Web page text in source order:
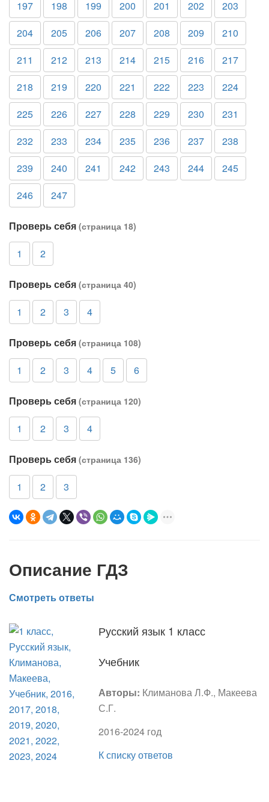
197
198 199 200 201 202
203
204
205 206 207 208 209
210
211
212 213 214 215 216
217
218
219 220 221 222 223
224
225
226 227 228 229 230
231
232
233 234 235 236 237
238
239
240 241 242 243 244
245
246
247
Проверь себя (страница 18)
1 2
Проверь себя (страница 40)
1 2 3 4
Проверь себя (страница 108)
1 2 3 4 5 6
Проверь себя (страница 120)
1 2 3 4
Проверь себя (страница 136)
1 2 3
Описание ГДЗ
Смотреть ответы
Русский язык 1 класс
Учебник
Авторы: Климанова Л.Ф., Макеева
С.Г.
2016-2024 год
К списку ответов